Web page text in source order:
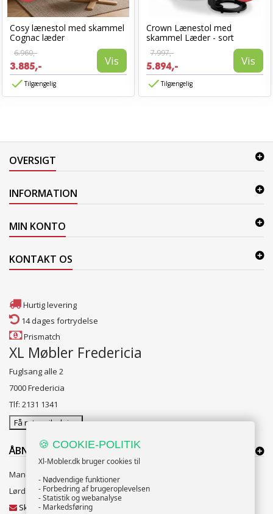
Cosy lænestol med skammel
Cognac læder
6.960,-
3.885,- Vis
Tilgængelig
Crown Lænestol med
skammel Læder - sort
7.997,-
5.894,- Vis
Tilgængelig
OVERSIGT
INFORMATION
MIN KONTO
KONTAKT OS
Hurtig levering
14 dages fortrydelse
Prismatch
XL Møbler Fredericia
Fuglsang alle 2
7000 Fredericia
Tlf: 2131 1341
Få rutevejledning
ÅBNINGSTIDER:
Mandag til Fredag 10:00 til 18:00
Lørdag og Søndag 10:00 til 16:00
Skriv til vores kundeservice
🍪 COOKIE-POLITIK
Xl-Mobler.dk bruger cookies til
- Nødvendige funktioner
- Forbedring af brugeroplevelsen
- Statistik og webanalyse
- Markedsføring